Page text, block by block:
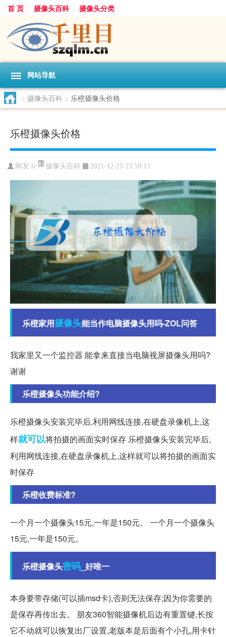
首 页 摄像头百科 摄像头分类
网站导航
> 摄像头百科 > 乐橙摄像头价格
乐橙摄像头价格
网友: lc 摄像头百科 2021-12-25 23:59:13
乐橙家用摄像头能当作电脑摄像头用吗-ZOL问答
我家里又一个监控器 能拿来直接当电脑视屏摄像头用吗?
谢谢
乐橙摄像头功能介绍?
乐橙摄像头安装完毕后,利用网线连接,在硬盘录像机上,这
样就可以将拍摄的画面实时保存 乐橙摄像头安装完毕后,
利用网线连接,在硬盘录像机上,这样就可以将拍摄的画面实
时保存
乐橙收费标准?
一个月一个摄像头15元,一年是150元。 一个月一个摄像头
15元,一年是150元。
乐橙摄像头密码 _好唯一
本身要带存储(可以插msd卡),否则无法保存;因为你需要的
是保存再传出去。 朋友360智能摄像机后边有重置键,长按
它不动就可以恢复出厂设置,老版本是后面有个小孔,用卡针